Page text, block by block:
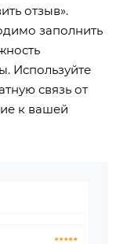
отзыв».
заполнить
Используйте
связь от
к вашей